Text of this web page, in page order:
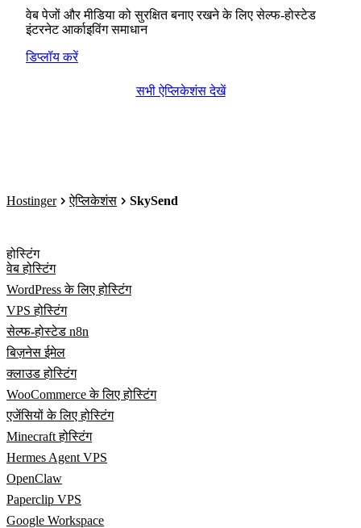
वेब पेजों और मीडिया को सुरक्षित बनाए रखने के लिए सेल्फ-होस्टेड
इंटरनेट आर्काइविंग समाधान
डिप्लॉय करें
सभी ऐप्लिकेशंस देखें
Hostinger ऐप्लिकेशंस SkySend
होस्टिंग
वेब होस्टिंग
WordPress के लिए होस्टिंग
VPS होस्टिंग
सेल्फ-होस्टेड n8n
बिज़नेस ईमेल
क्लाउड होस्टिंग
WooCommerce के लिए होस्टिंग
एजेंसियों के लिए होस्टिंग
Minecraft होस्टिंग
Hermes Agent VPS
OpenClaw
Paperclip VPS
Google Workspace